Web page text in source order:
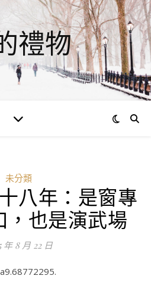
禮物
未分類
八年：是窗專
，也是演武場
年 8 月 22 日